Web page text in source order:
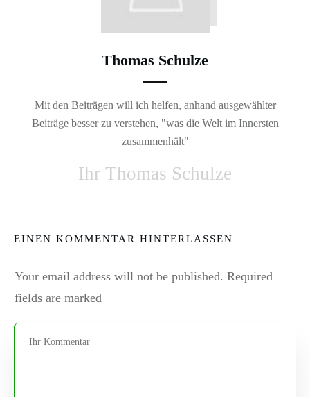
Thomas Schulze
Mit den Beiträgen will ich helfen, anhand ausgewählter
Beiträge besser zu verstehen, "was die Welt im Innersten
zusammenhält"
Ihr Thomas Schulze
EINEN KOMMENTAR HINTERLASSEN
Your email address will not be published. Required
fields are marked